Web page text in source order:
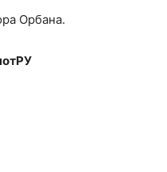
Орбана.